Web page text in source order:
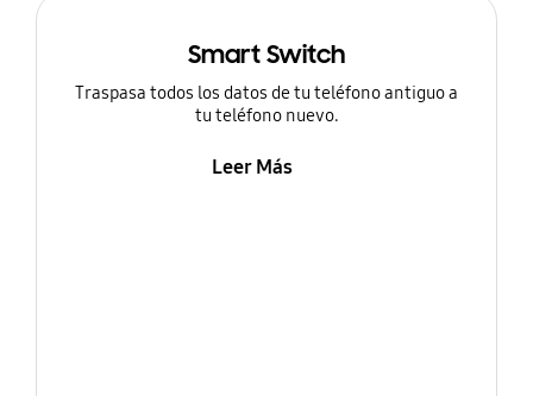
Smart Switch
Traspasa todos los datos de tu teléfono antiguo a
tu teléfono nuevo.
Leer Más